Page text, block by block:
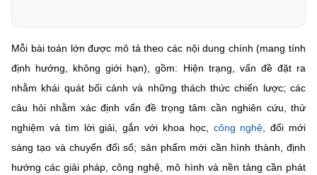
Mỗi bài toán lớn được mô tả theo các nội dung chính (mang tính
định hướng, không giới hạn), gồm: Hiện trạng, vấn đề đặt ra
nhằm khái quát bối cảnh và những thách thức chiến lược; các
câu hỏi nhằm xác định vấn đề trọng tâm cần nghiên cứu, thử
nghiệm và tìm lời giải, gắn với khoa học, công nghệ , đổi mới
sáng tạo và chuyển đổi số; sản phẩm mới cần hình thành, định
hướng các giải pháp, công nghệ, mô hình và nền tảng cần phát